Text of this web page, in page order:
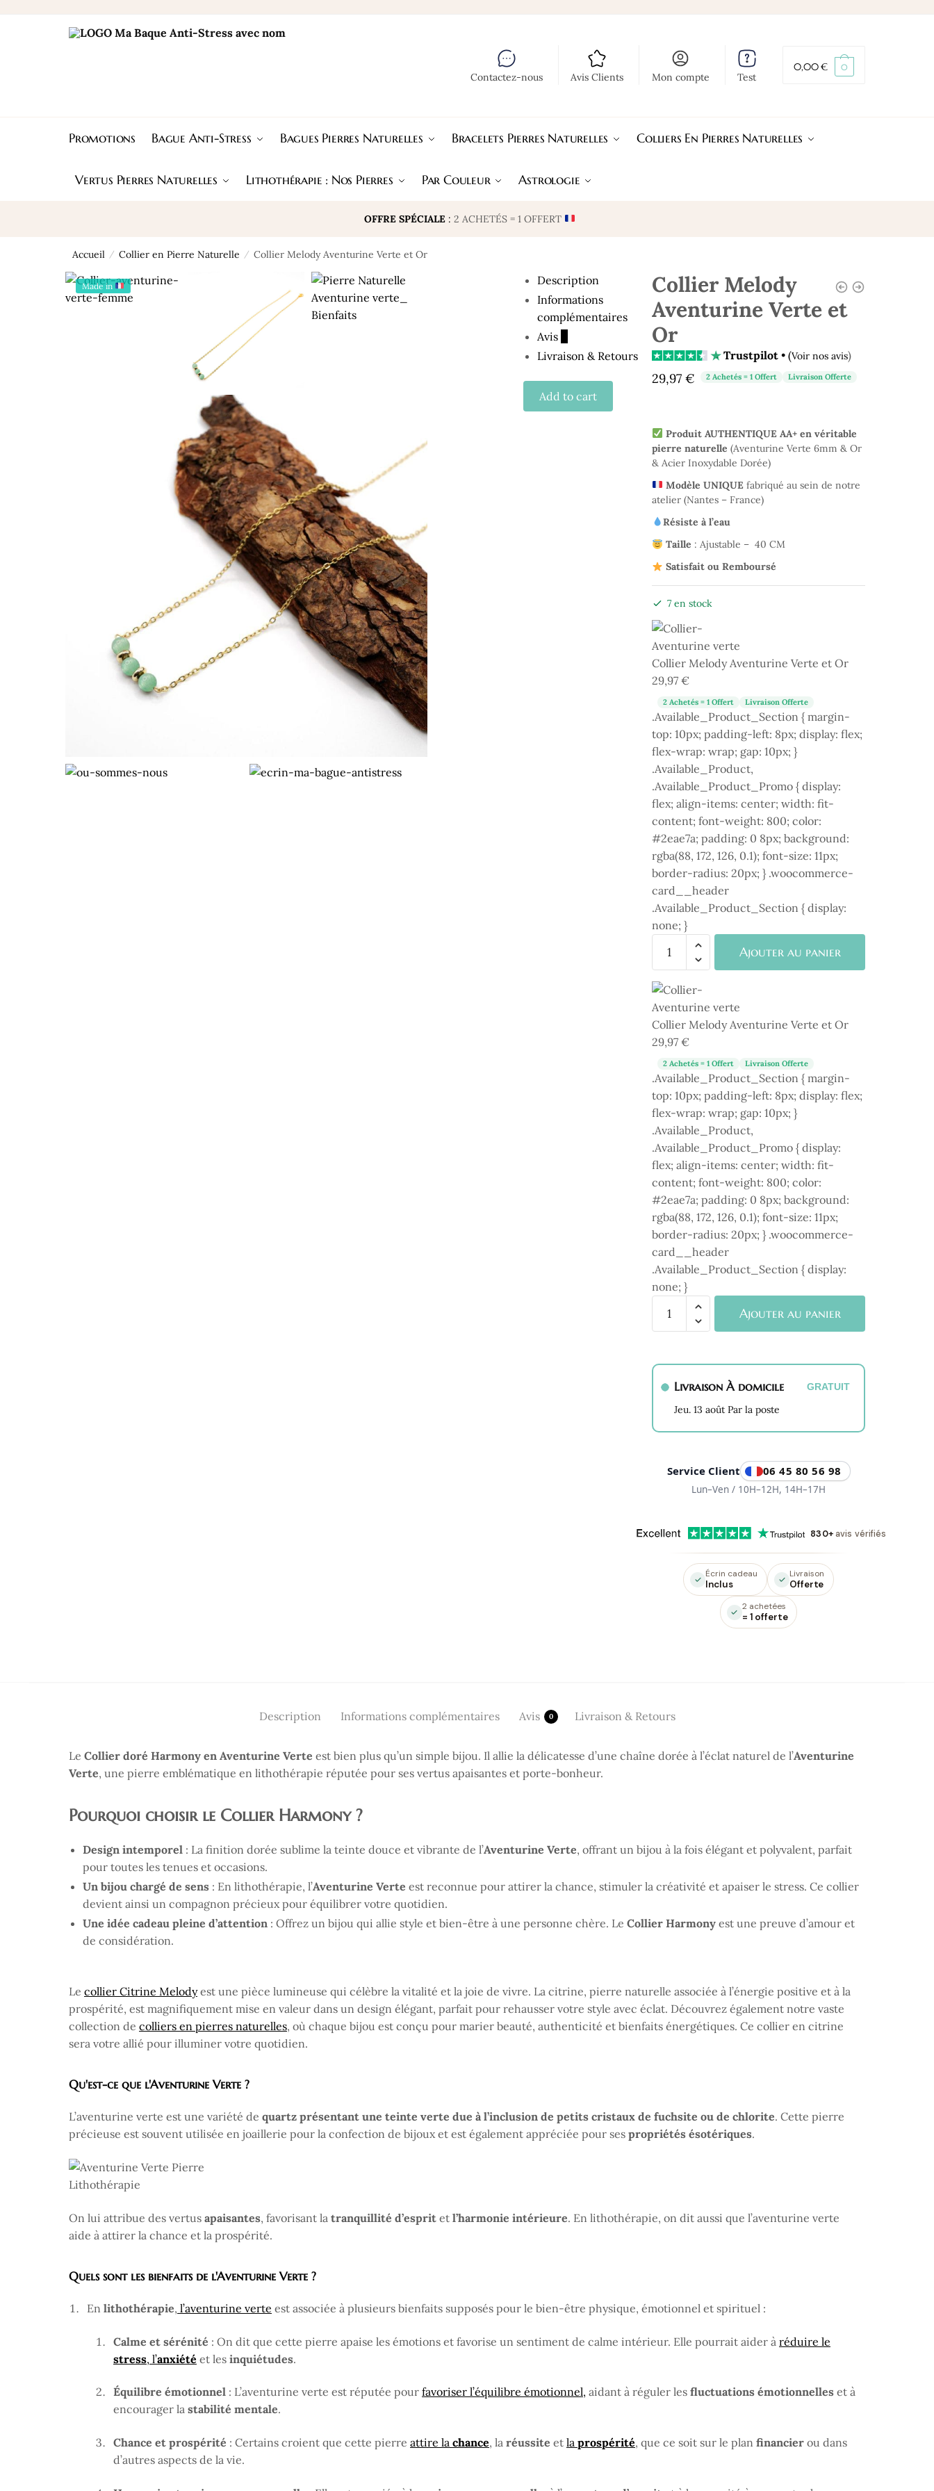
Contactez-nous Avis Clients Mon compte Test
0,00€ 0
Promotions Bague Anti-Stress Bagues Pierres Naturelles Bracelets Pierres Naturelles Colliers En Pierres Naturelles
Vertus Pierres Naturelles Lithothérapie : Nos Pierres Par Couleur Astrologie
OFFRE SPÉCIALE :2 ACHETÉS = 1 OFFERT
Accueil / Collier en Pierre Naturelle / Collier Melody Aventurine Verte et Or
Made in
Description
Informations
complémentaires
Avis
Livraison & Retours
Add to cart
Collier Melody
Aventurine Verte et
Or
Trustpilot• (Voir nos avis)
29,97€ 2 Achetés = 1 Offert Livraison Offerte
Produit AUTHENTIQUE AA+ en véritable
pierre naturelle (Aventurine Verte 6mm & Or
& Acier Inoxydable Dorée)
Modèle UNIQUE fabriqué au sein de notre
atelier (Nantes – France)
Résiste à l’eau
Taille : Ajustable – 40 CM
Satisfait ou Remboursé
7 en stock
Collier Melody Aventurine Verte et Or
29,97€
2 Achetés = 1 Offert Livraison Offerte
.Available_Product_Section { margin-
top: 10px; padding-left: 8px; display: flex;
flex-wrap: wrap; gap: 10px; }
.Available_Product,
.Available_Product_Promo { display:
flex; align-items: center; width: fit-
content; font-weight: 800; color:
#2eae7a; padding: 0 8px; background:
rgba(88, 172, 126, 0.1); font-size: 11px;
border-radius: 20px; } .woocommerce-
card__header
.Available_Product_Section { display:
none; }
Melody
Aventurine
Verte
et
Or
Ajouter au panier
Collier Melody Aventurine Verte et Or
29,97€
2 Achetés = 1 Offert Livraison Offerte
.Available_Product_Section { margin-
top: 10px; padding-left: 8px; display: flex;
flex-wrap: wrap; gap: 10px; }
.Available_Product,
.Available_Product_Promo { display:
flex; align-items: center; width: fit-
content; font-weight: 800; color:
#2eae7a; padding: 0 8px; background:
rgba(88, 172, 126, 0.1); font-size: 11px;
border-radius: 20px; } .woocommerce-
card__header
.Available_Product_Section { display:
none; }
Aventurine
Verte
Or
Ajouter au panier
Livraison À domicile GRATUIT
Jeu. 13 août Par la poste
Service Client 06 45 80 56 98
Lun–Ven / 10H–12H, 14H–17H
830+avis vérifiés
Écrin cadeau
Inclus
Livraison
Offerte
2 achetées
= 1 offerte
Description Informations complémentaires Avis 0 Livraison & Retours
LeCollier doré Harmony en Aventurine Verte est bien plus qu’un simple bijou. Il allie la délicatesse d’une chaîne dorée à l’éclat naturel de l’Aventurine
Verte, une pierre emblématique en lithothérapie réputée pour ses vertus apaisantes et porte-bonheur.
Pourquoi choisir le Collier Harmony ?
Design intemporel : La finition dorée sublime la teinte douce et vibrante de l’Aventurine Verte, offrant un bijou à la fois élégant et polyvalent, parfait
pour toutes les tenues et occasions.
Un bijou chargé de sens : En lithothérapie, l’Aventurine Verte est reconnue pour attirer la chance, stimuler la créativité et apaiser le stress. Ce collier
devient ainsi un compagnon précieux pour équilibrer votre quotidien.
Une idée cadeau pleine d’attention : Offrez un bijou qui allie style et bien-être à une personne chère. LeCollier Harmony est une preuve d’amour et
de considération.
Lecollier Citrine Melodyest une pièce lumineuse qui célèbre la vitalité et la joie de vivre. La citrine, pierre naturelle associée à l’énergie positive et à la
prospérité, est magnifiquement mise en valeur dans un design élégant, parfait pour rehausser votre style avec éclat. Découvrez également notre vaste
collection decolliers en pierres naturelles, où chaque bijou est conçu pour marier beauté, authenticité et bienfaits énergétiques. Ce collier en citrine
sera votre allié pour illuminer votre quotidien.
Qu'est-ce que l'Aventurine Verte ?
L’aventurine verte est une variété dequartz présentant une teinte verte due à l’inclusion de petits cristaux de fuchsite ou de chlorite. Cette pierre
précieuse est souvent utilisée en joaillerie pour la confection de bijoux et est également appréciée pour sespropriétés ésotériques.
On lui attribue des vertusapaisantes, favorisant latranquillité d’esprit etl’harmonie intérieure. En lithothérapie, on dit aussi que l’aventurine verte
aide à attirer la chance et la prospérité.
Quels sont les bienfaits de l'Aventurine Verte ?
Enlithothérapie, l’aventurine verte est associée à plusieurs bienfaits supposés pour le bien-être physique, émotionnel et spirituel :
Calme et sérénité : On dit que cette pierre apaise les émotions et favorise un sentiment de calme intérieur. Elle pourrait aider àréduire le
stress, l’anxiété et lesinquiétudes.
Équilibre émotionnel : L’aventurine verte est réputée pourfavoriser l’équilibre émotionnel, aidant à réguler lesfluctuations émotionnelles et à
encourager lastabilité mentale.
Chance et prospérité : Certains croient que cette pierreattire lachance, laréussite etlaprospérité, que ce soit sur le planfinancier ou dans
d’autres aspects de la vie.